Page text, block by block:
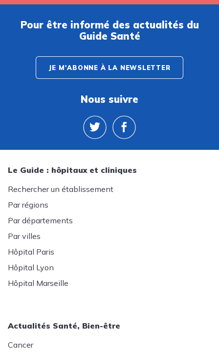
Pour être informé des actualités du
Guide Santé
JE M'ABONNE À LA NEWSLETTER
Nous suivre
Le Guide : hôpitaux et cliniques
Rechercher un établissement
Par régions
Par départements
Par villes
Hôpital Paris
Hôpital Lyon
Hôpital Marseille
Actualités Santé, Bien-être
Cancer